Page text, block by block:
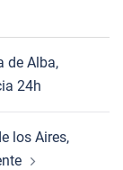
de Alba,
24h
los Aires,